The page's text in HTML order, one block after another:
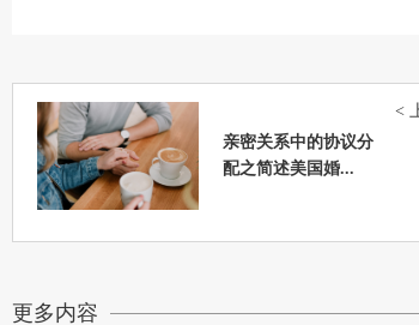
亲密关系中的协议分
配之简述美国婚...
<
更多内容